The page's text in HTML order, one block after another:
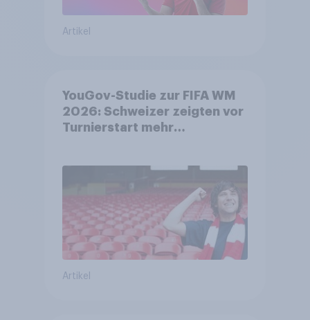
Artikel
YouGov-Studie zur FIFA WM
2026: Schweizer zeigten vor
Turnierstart mehr
Artikel